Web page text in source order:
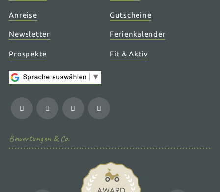
Anreise Gutscheine
Newsletter Ferienkalender
Prospekte Fit & Aktiv
Bewertungen & Co.